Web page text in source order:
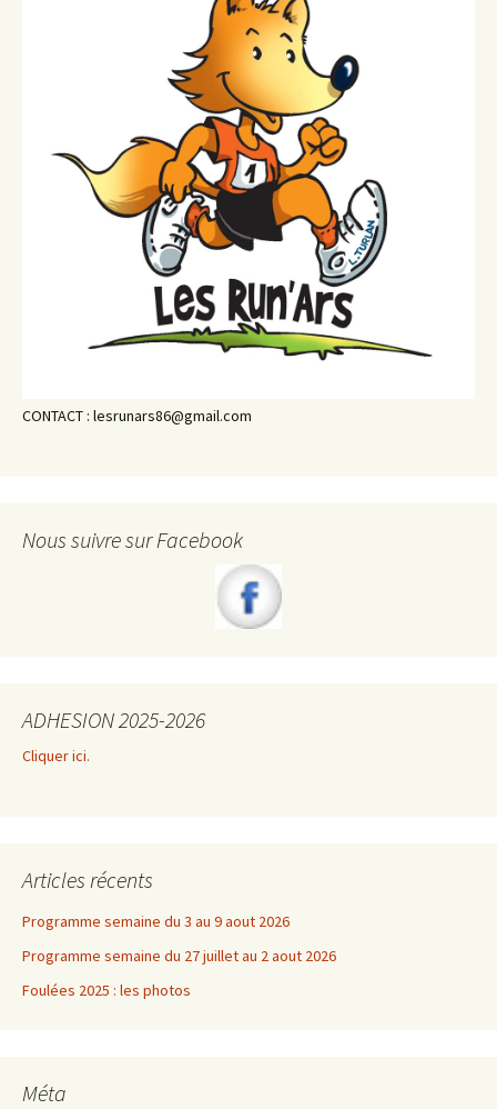
CONTACT : lesrunars86@gmail.com
Nous suivre sur Facebook
ADHESION 2025-2026
Cliquer ici.
Articles récents
Programme semaine du 3 au 9 aout 2026
Programme semaine du 27 juillet au 2 aout 2026
Foulées 2025 : les photos
Méta